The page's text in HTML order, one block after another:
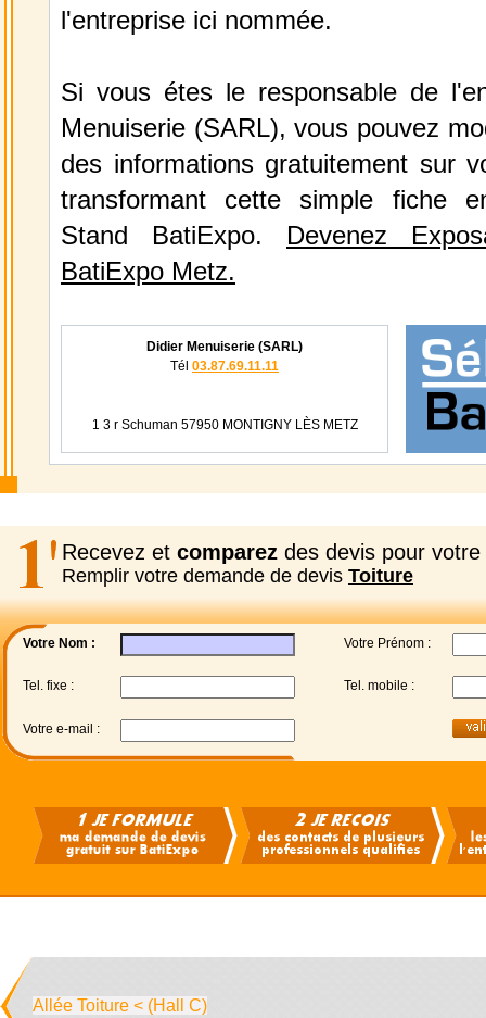
l'entreprise ici nommée.
Si vous étes le responsable de
Menuiserie (SARL), vous pouvez
des informations gratuitement sur
transformant cette simple fiche
Stand BatiExpo. Devenez
BatiExpo Metz.
Didier Menuiserie (SARL)
Tél 03.87.69.11.11
1 3 r Schuman 57950 MONTIGNY LÈS METZ
Recevez et comparez des devis pour votre
Remplir votre demande de devis Toiture
Votre Nom : Votre Prénom :
Tel. fixe : Tel. mobile :
Votre e-mail :
Allée Toiture < (Hall C)